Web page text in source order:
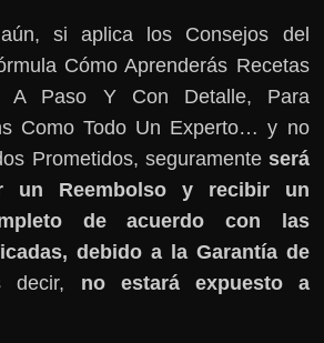
si aplica los Consejos del
Cómo Aprenderás Recetas
A Paso Y Con Detalle, Para
Como Todo Un Experto… y no
Prometidos, seguramente será
un Reembolso y recibir un
de acuerdo con las
debido a la Garantía de
decir, no estará expuesto a